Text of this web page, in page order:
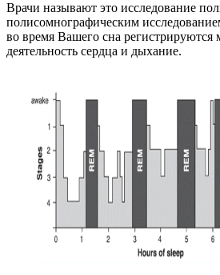
Врачи называют это исследование
полисомнографическим
во время Вашего сна регистрируются
деятельность сердца и дыхание.